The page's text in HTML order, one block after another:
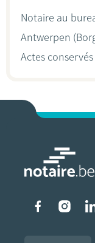
Notaire au
Antwerpen
Actes
Liens